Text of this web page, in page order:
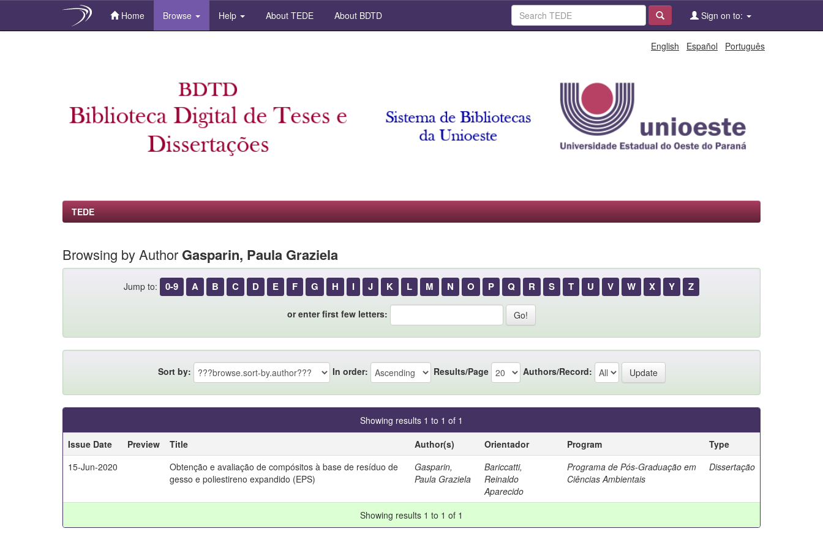
Home Browse Help About TEDE About BDTD Sign on to:
English Español Português
TEDE
Browsing by Author Gasparin, Paula Graziela
Jump to: 0-9 A B C D E F G H I J K L M N O P Q R S T U V W X Y Z
or enter first few letters:
Sort by: In order: Results/Page Authors/Record:
Showing results 1 to 1 of 1
Issue Date
Preview Title Author(s) Orientador Program
Type
15-Jun-2020
Obtenção e avaliação de compósitos à base de resíduo de
gesso e poliestireno expandido (EPS)
Gasparin,
Paula Graziela
Bariccatti,
Reinaldo
Aparecido
Programa de Pós-Graduação em
Ciências Ambientais
Dissertação
Showing results 1 to 1 of 1